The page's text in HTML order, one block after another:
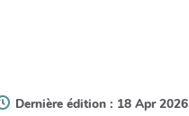
Dernière édition : 18 Apr 2026